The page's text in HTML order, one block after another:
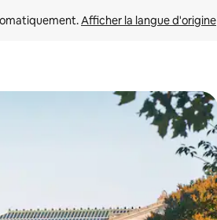
Afficher la langue d'origine